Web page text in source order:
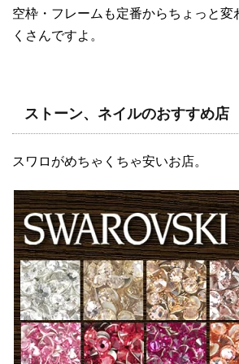
空枠・フレームも定番からちょっと変
くさんですよ。
ストーン、ネイルのおすすめ店
スワロがめちゃくちゃ安いお店。